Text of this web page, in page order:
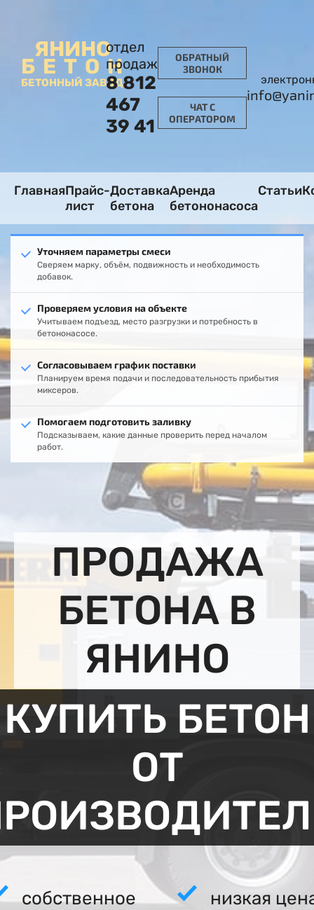
ЯНИНО
БЕТОН
БЕТОННЫЙ ЗАВОД
отдел
продаж
8 812
467
39 41
ОБРАТНЫЙ
ЗВОНОК
ЧАТ С
ОПЕРАТОРОМ
ГлавнаяПрайс-
лист
Доставка
бетона
Аренда
бетононасоса
Статьи
Уточняем параметры смеси
Сверяем марку, объём, подвижность и необходимость
добавок.
Проверяем условия на объекте
Учитываем подъезд, место разгрузки и потребность в
бетононасосе.
Согласовываем график поставки
Планируем время подачи и последовательность прибытия
миксеров.
Помогаем подготовить заливку
Подсказываем, какие данные проверить перед началом
работ.
ПРОДАЖА
БЕТОНА В
ЯНИНО
КУПИТЬ БЕТОН
ОТ
собственное
низкая